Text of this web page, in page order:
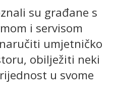
su građane s
i servisom
umjetničko
obilježiti neki
u svome